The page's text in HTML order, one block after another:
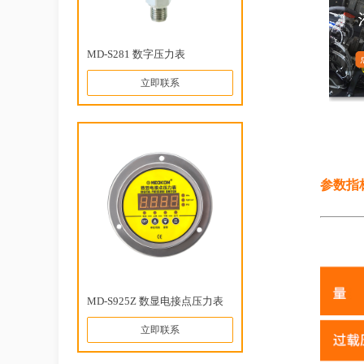
MD-S281 数字压力表
立即联系
MD-S925Z 数显电接点压力表
立即联系
参数指